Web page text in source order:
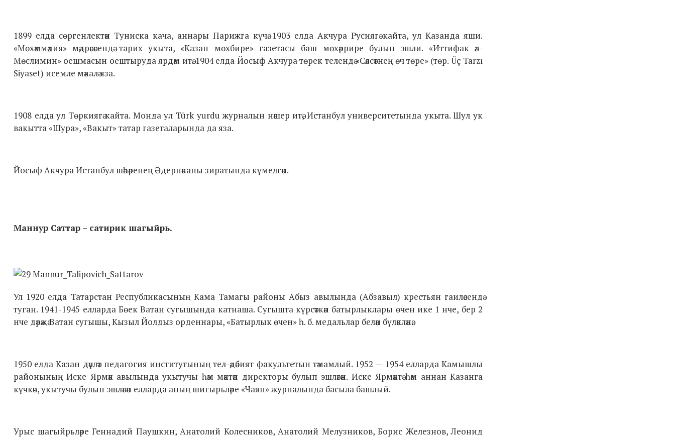
1899 елда сөргенлектән Туниска кача, аннары Парижга күчә. 1903 елда Акчура Русиягә кайта, ул Казанда яши.
«Мөхәммәдия» мәдрәсәсендә тарих укыта, «Казан мөхбире» газетасы баш мөхәррире булып эшли. «Иттифак әл-
Мөслимин» оешмасын оештыруда ярдәм итә. 1904 елда Йосыф Акчура төрек телендә «Сәясәтнең өч төре» (төр. Üç Tarzı
Siyaset) исемле мәкалә яза.
1908 елда ул Төркиягә кайта. Монда ул Türk yurdu журналын нәшер итә, Истанбул университетында укыта. Шул ук
вакытта «Шура», «Вакыт» татар газеталарында да яза.
Йосыф Акчура Истанбул шәһәренең Әдернәкапы зиратында күмелгән.
Маннур Саттар – сатирик шагыйрь.
Ул 1920 елда Татарстан Республикасының Кама Тамагы районы Абыз авылында (Абзавыл) крестьян гаиләсендә
туган. 1941-1945 елларда Бөек Ватан сугышында катнаша. Сугышта күрсәткән батырлыклары өчен ике 1 нче, бер 2
нче дәрәҗә Ватан сугышы, Кызыл Йолдыз орденнары, «Батырлык өчен» һ. б. медальлар белән бүләкләнә.
1950 елда Казан дәүләт педагогия институтының тел-әдәбият факультетын тәмамлый. 1952 — 1954 елларда Камышлы
районының Иске Ярмәк авылында укытучы һәм мәктәп директоры булып эшләгән. Иске Ярмәктә һәм аннан Казанга
күчкәч, укытучы булып эшләгән елларда аның шигырьләре «Чаян» журналында басыла башлый.
Урыс шагыйрьләре Геннадий Паушкин, Анатолий Колесников, Анатолий Мелузников, Борис Железнов, Леонид